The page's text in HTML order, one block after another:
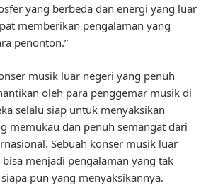
yang berbeda dan energi yang luar
memberikan pengalaman yang
penonton.”
musik luar negeri yang penuh
oleh para penggemar musik di
selalu siap untuk menyaksikan
memukau dan penuh semangat dari
Sebuah konser musik luar
menjadi pengalaman yang tak
pun yang menyaksikannya.